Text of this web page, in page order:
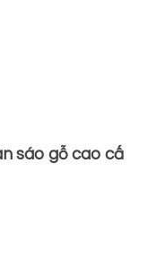
sáo gỗ cao cấ